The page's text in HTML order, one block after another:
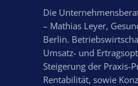
Die
– Mathias Leyer,
Berlin.
Umsatz- und
Steigerung der Praxis-
Rentabilität, sowie